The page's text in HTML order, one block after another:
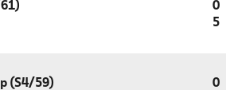
0
5
(S4/59)
0